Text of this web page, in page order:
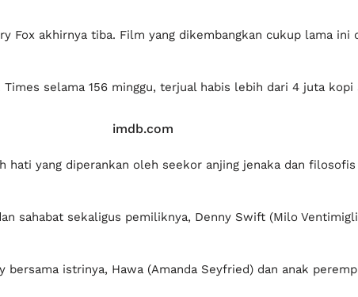
Fox akhirnya tiba. Film yang dikembangkan cukup lama ini
selama 156 minggu, terjual habis lebih dari 4 juta kopi
imdb.com
hati yang diperankan oleh seekor anjing jenaka dan
sahabat sekaligus pemiliknya, Denny Swift (Milo
istrinya, Hawa (Amanda Seyfried) dan anak